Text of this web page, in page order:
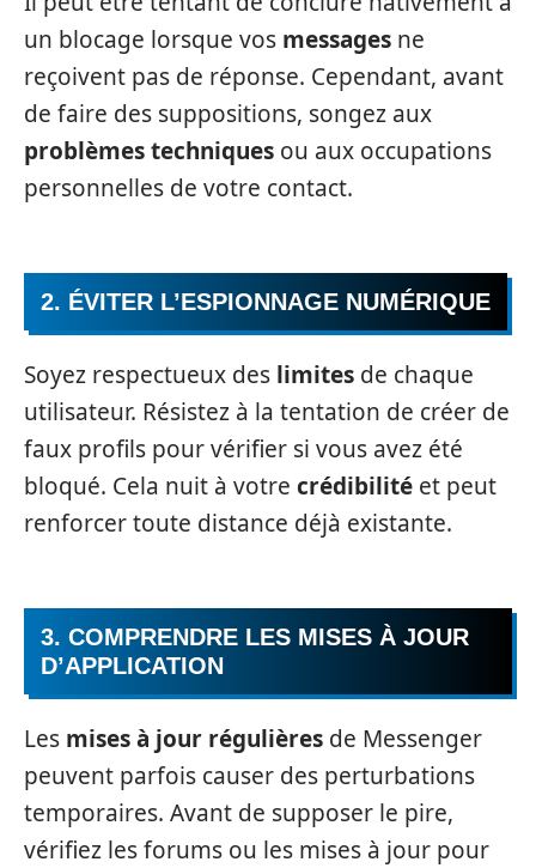
un blocage lorsque vos messages ne
reçoivent pas de réponse. Cependant, avant
de faire des suppositions, songez aux
problèmes techniques ou aux occupations
personnelles de votre contact.
2. ÉVITER L’ESPIONNAGE NUMÉRIQUE
Soyez respectueux des limites de chaque
utilisateur. Résistez à la tentation de créer de
faux profils pour vérifier si vous avez été
bloqué. Cela nuit à votre crédibilité et peut
renforcer toute distance déjà existante.
3. COMPRENDRE LES MISES À JOUR
D’APPLICATION
Les mises à jour régulières de Messenger
peuvent parfois causer des perturbations
temporaires. Avant de supposer le pire,
vérifiez les forums ou les mises à jour pour